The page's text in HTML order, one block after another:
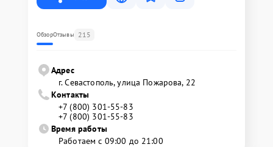
ОбзорОтзывы 215
Адрес
г. Севастополь, улица Пожарова, 22
Контакты
+7 (800) 301-55-83
+7 (800) 301-55-83
Время работы
Работаем с 09:00 до 21:00